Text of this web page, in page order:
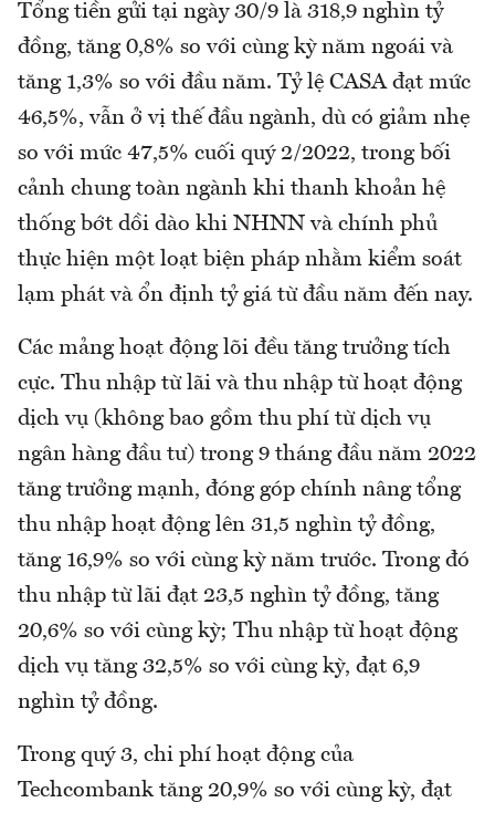
Tổng tiền gửi tại ngày 30/9 là 318,9 nghìn tỷ
đồng, tăng 0,8% so với cùng kỳ năm ngoái và
tăng 1,3% so với đầu năm. Tỷ lệ CASA đạt mức
46,5%, vẫn ở vị thế đầu ngành, dù có giảm nhẹ
so với mức 47,5% cuối quý 2/2022, trong bối
cảnh chung toàn ngành khi thanh khoản hệ
thống bớt dồi dào khi NHNN và chính phủ
thực hiện một loạt biện pháp nhằm kiểm soát
lạm phát và ổn định tỷ giá từ đầu năm đến nay.
Các mảng hoạt động lõi đều tăng trưởng tích
cực. Thu nhập từ lãi và thu nhập từ hoạt động
dịch vụ (không bao gồm thu phí từ dịch vụ
ngân hàng đầu tư) trong 9 tháng đầu năm 2022
tăng trưởng mạnh, đóng góp chính nâng tổng
thu nhập hoạt động lên 31,5 nghìn tỷ đồng,
tăng 16,9% so với cùng kỳ năm trước. Trong đó
thu nhập từ lãi đạt 23,5 nghìn tỷ đồng, tăng
20,6% so với cùng kỳ; Thu nhập từ hoạt động
dịch vụ tăng 32,5% so với cùng kỳ, đạt 6,9
nghìn tỷ đồng.
Trong quý 3, chi phí hoạt động của
Techcombank tăng 20,9% so với cùng kỳ, đạt